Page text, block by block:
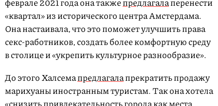
феврале 2021 года она такжепредлагалаперенести
«квартал» из исторического центра Амстердама.
Она настаивала, что это поможет улучшить права
секс-работников, создать более комфортную среду
в столице и «укрепить культурное разнообразие».
До этого Халсемапредлагалапрекратить продажу
марихуаны иностранным туристам. Так она хотела